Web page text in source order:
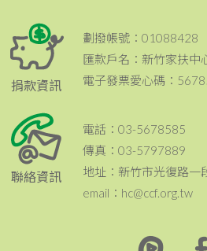
捐款資訊
劃撥帳號：01088428
匯款戶名：新竹家扶中
電子發票愛心碼：
聯絡資訊
電話：03-5678585
傳真：03-5797889
地址：新竹市光復路
email：hc@ccf.org.tw